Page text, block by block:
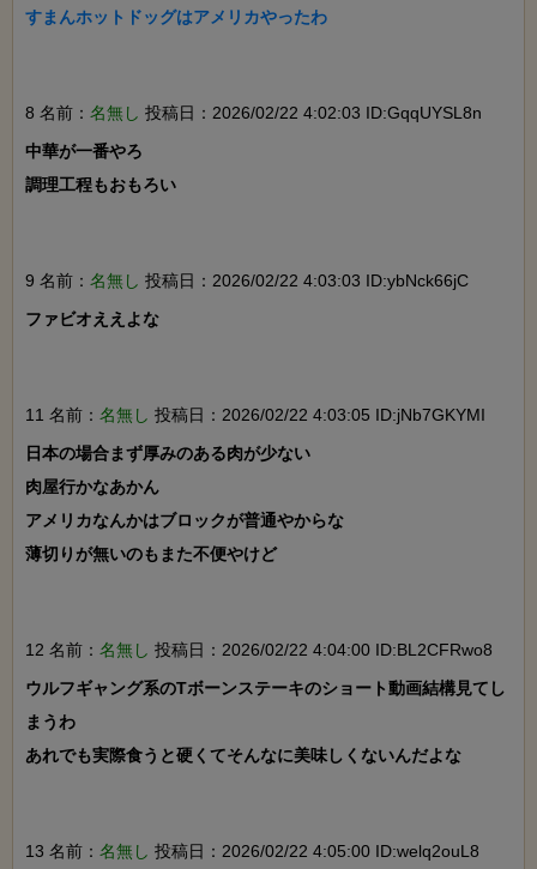
すまんホットドッグはアメリカやったわ
8 名前： 名無し 投稿日：2026/02/22 4:02:03 ID:GqqUYSL8n
中華が一番やろ
調理工程もおもろい
9 名前： 名無し 投稿日：2026/02/22 4:03:03 ID:ybNck66jC
ファビオええよな
11 名前： 名無し 投稿日：2026/02/22 4:03:05 ID:jNb7GKYMI
日本の場合まず厚みのある肉が少ない
肉屋行かなあかん
アメリカなんかはブロックが普通やからな
薄切りが無いのもまた不便やけど
12 名前： 名無し 投稿日：2026/02/22 4:04:00 ID:BL2CFRwo8
ウルフギャング系のTボーンステーキのショート動画結構見てし
まうわ
あれでも実際食うと硬くてそんなに美味しくないんだよな
13 名前： 名無し 投稿日：2026/02/22 4:05:00 ID:welq2ouL8